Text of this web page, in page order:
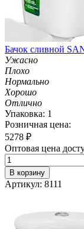
Бачок сливной
Ужасно
Плохо
Нормально
Хорошо
Отлично
Упаковка: 1
Розничная цена:
5278 ₽
Оптовая цена
В корзину
Артикул: 8111